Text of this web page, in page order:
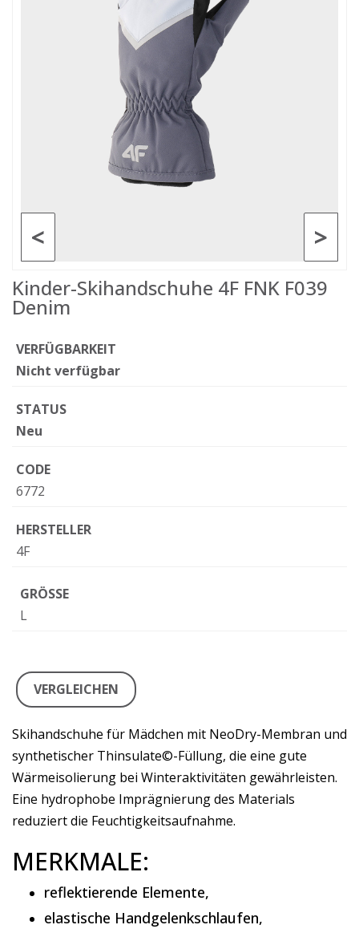
>
<
Kinder-Skihandschuhe 4F FNK F039
Denim
VERFÜGBARKEIT
Nicht verfügbar
STATUS
Neu
CODE
6772
HERSTELLER
4F
GRÖSSE
L
VERGLEICHEN
Skihandschuhe für Mädchen mit NeoDry-Membran und
synthetischer Thinsulate©-Füllung, die eine gute
Wärmeisolierung bei Winteraktivitäten gewährleisten.
Eine hydrophobe Imprägnierung des Materials
reduziert die Feuchtigkeitsaufnahme.
MERKMALE:
reflektierende Elemente,
elastische Handgelenkschlaufen,